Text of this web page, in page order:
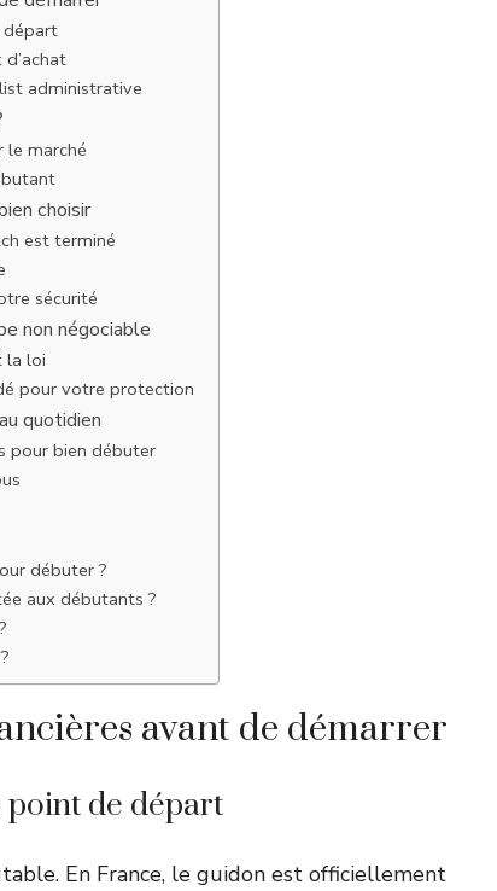
départ
administrative
le marché
choisir
est terminé
sécurité
non négociable
la loi
pour votre protection
quotidien
pour bien débuter
débuter ?
aux débutants ?
avant de démarrer
point de départ
En France, le guidon est officiellement